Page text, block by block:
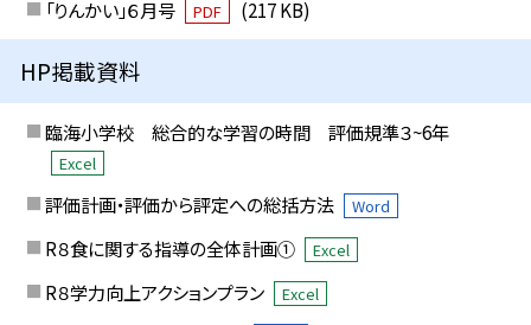
「りんかい」６月号
PDF (217 KB)
HP掲載資料
臨海小学校 総合的な学習の時間 評価規準３~6年
Excel
評価計画・評価から評定への総括方法 Word
R８食に関する指導の全体計画① Excel
R８学力向上アクションプラン Excel